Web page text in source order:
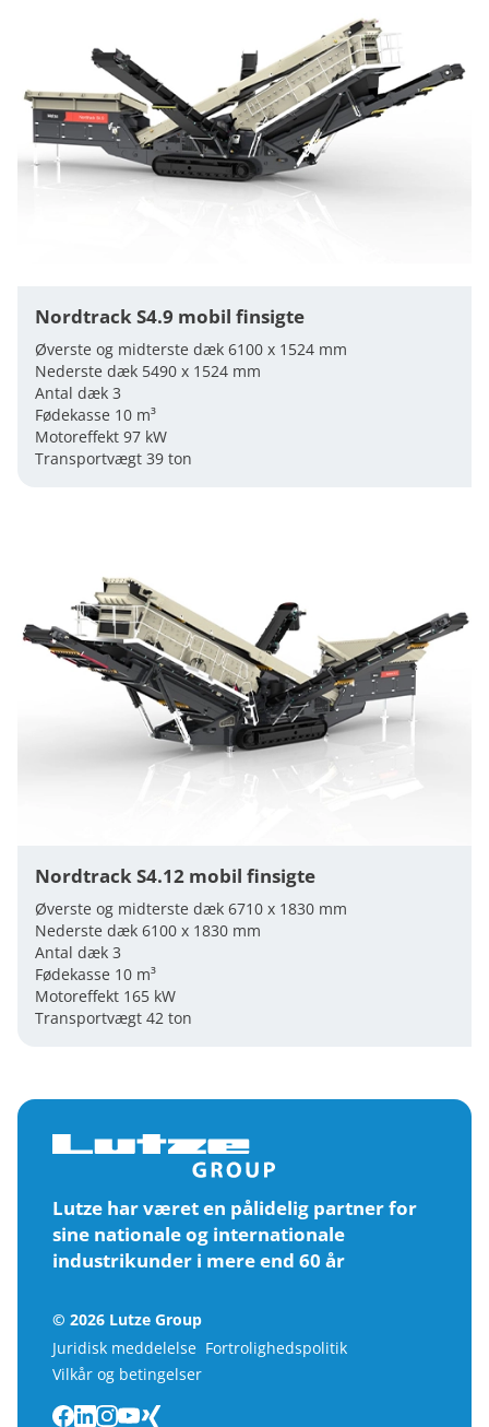
Nordtrack S4.9 mobil finsigte
Øverste og midterste dæk 6100 x 1524 mm
Nederste dæk 5490 x 1524 mm
Antal dæk 3
Fødekasse 10 m³
Motoreffekt 97 kW
Transportvægt 39 ton
Nordtrack S4.12 mobil finsigte
Øverste og midterste dæk 6710 x 1830 mm
Nederste dæk 6100 x 1830 mm
Antal dæk 3
Fødekasse 10 m³
Motoreffekt 165 kW
Transportvægt 42 ton
Lutze har været en pålidelig partner for
sine nationale og internationale
industrikunder i mere end 60 år
© 2026 Lutze Group
Juridisk meddelelse Fortrolighedspolitik
Vilkår og betingelser